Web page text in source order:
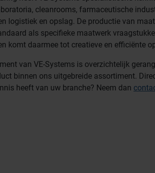
cleanrooms, farmaceutische
logistiek en opslag. De productie van
als specifieke maatwerk
komt daarmee tot creatieve en efficiënte
van VE-Systems is overzichtelijk
binnen ons uitgebreide assortiment.
heeft van uw branche? Neem dan